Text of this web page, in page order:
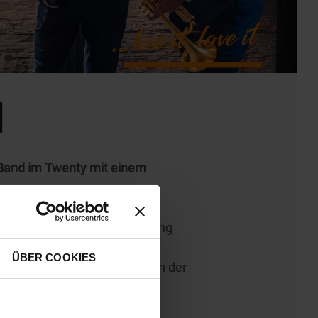
ÜBER COOKIES
im Twenty mit einem
der Wiederbelebung
auf verschiedenen Ebenen der